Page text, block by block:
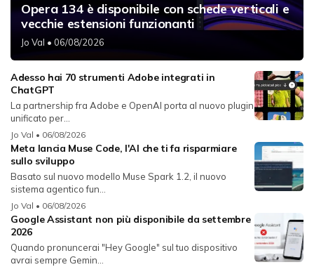
Opera 134 è disponibile con schede verticali e
vecchie estensioni funzionanti
Jo Val • 06/08/2026
Adesso hai 70 strumenti Adobe integrati in
ChatGPT
La partnership fra Adobe e OpenAI porta al nuovo plugin
unificato per...
Jo Val • 06/08/2026
Meta lancia Muse Code, l'AI che ti fa risparmiare
sullo sviluppo
Basato sul nuovo modello Muse Spark 1.2, il nuovo
sistema agentico fun...
Jo Val • 06/08/2026
Google Assistant non più disponibile da settembre
2026
Quando pronuncerai "Hey Google" sul tuo dispositivo
avrai sempre Gemin...